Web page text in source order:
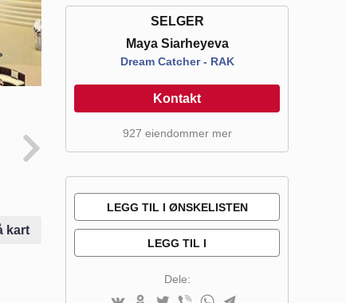
kart
SELGER
Maya Siarheyeva
Dream Catcher - RAK
Kontakt
927 eiendommer mer
LEGG TIL I ØNSKELISTEN
LEGG TIL I
Dele: